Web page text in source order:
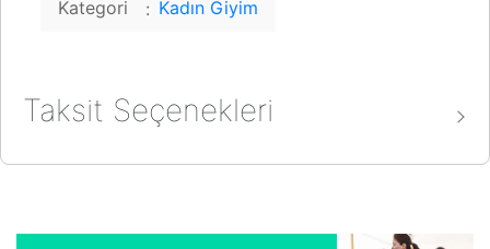
Kategori Kadın Giyim
Taksit Seçenekleri